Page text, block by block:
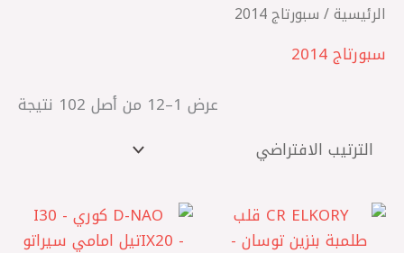
الرئيسية/ سبورتاج 2014
سبورتاج 2014
عرض 1–12 من أصل 102 نتيجة